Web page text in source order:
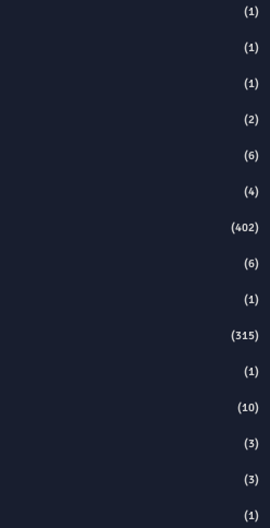
(1)
(1)
(1)
(2)
(6)
(4)
(402)
(6)
(1)
(315)
(1)
(10)
(3)
(3)
(1)